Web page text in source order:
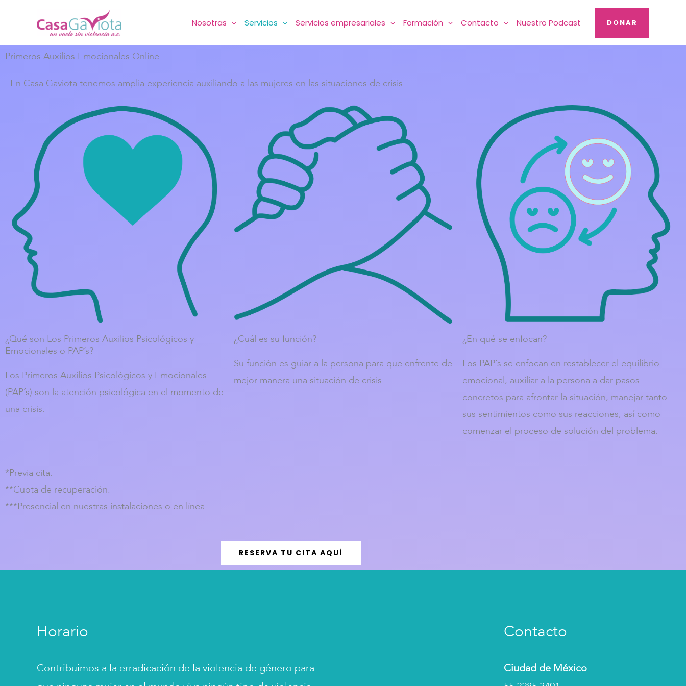
Nosotras Servicios Servicios empresariales Formación Contacto Nuestro Podcast DONAR
Primeros Auxilios Emocionales Online
En Casa Gaviota tenemos amplia experiencia auxiliando a las mujeres en las situaciones de crisis.
¿Qué son Los Primeros Auxilios Psicológicos y
Emocionales o PAP’s?
Los Primeros Auxilios Psicológicos y Emocionales
(PAP´s) son la atención psicológica en el momento de
una crisis.
¿Cuál es su función?
Su función es guiar a la persona para que enfrente de
mejor manera una situación de crisis.
¿En qué se enfocan?
Los PAP´s se enfocan en restablecer el equilibrio
emocional, auxiliar a la persona a dar pasos
concretos para afrontar la situación, manejar tanto
sus sentimientos como sus reacciones, así como
comenzar el proceso de solución del problema.
*Previa cita.
**Cuota de recuperación.
***Presencial en nuestras instalaciones o en línea.
RESERVA TU CITA AQUÍ
Horario
Contribuimos a la erradicación de la violencia de género para
Contacto
Ciudad de México